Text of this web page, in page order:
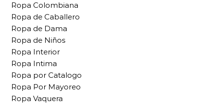
Ropa Colombiana
Ropa de Caballero
Ropa de Dama
Ropa de Niños
Ropa Interior
Ropa Intima
Ropa por Catalogo
Ropa Por Mayoreo
Ropa Vaquera